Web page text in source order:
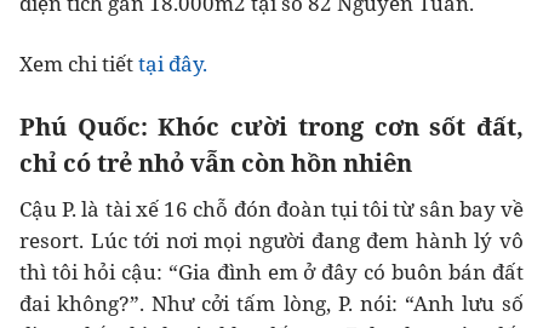
Xem chi tiếttại đây.
Phú Quốc: Khóc cười trong cơn sốt đất,
chỉ có trẻ nhỏ vẫn còn hồn nhiên
Cậu P. là tài xế 16 chỗ đón đoàn tụi tôi từ sân bay về
resort. Lúc tới nơi mọi người đang đem hành lý vô
thì tôi hỏi cậu: “Gia đình em ở đây có buôn bán đất
đai không?”. Như cởi tấm lòng, P. nói: “Anh lưu số